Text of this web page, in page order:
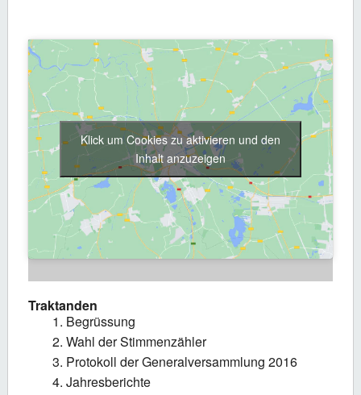
Klick um Cookies zu aktivieren und den
Inhalt anzuzeigen
Traktanden
Begrüssung
Wahl der Stimmenzähler
Protokoll der Generalversammlung 2016
Jahresberichte